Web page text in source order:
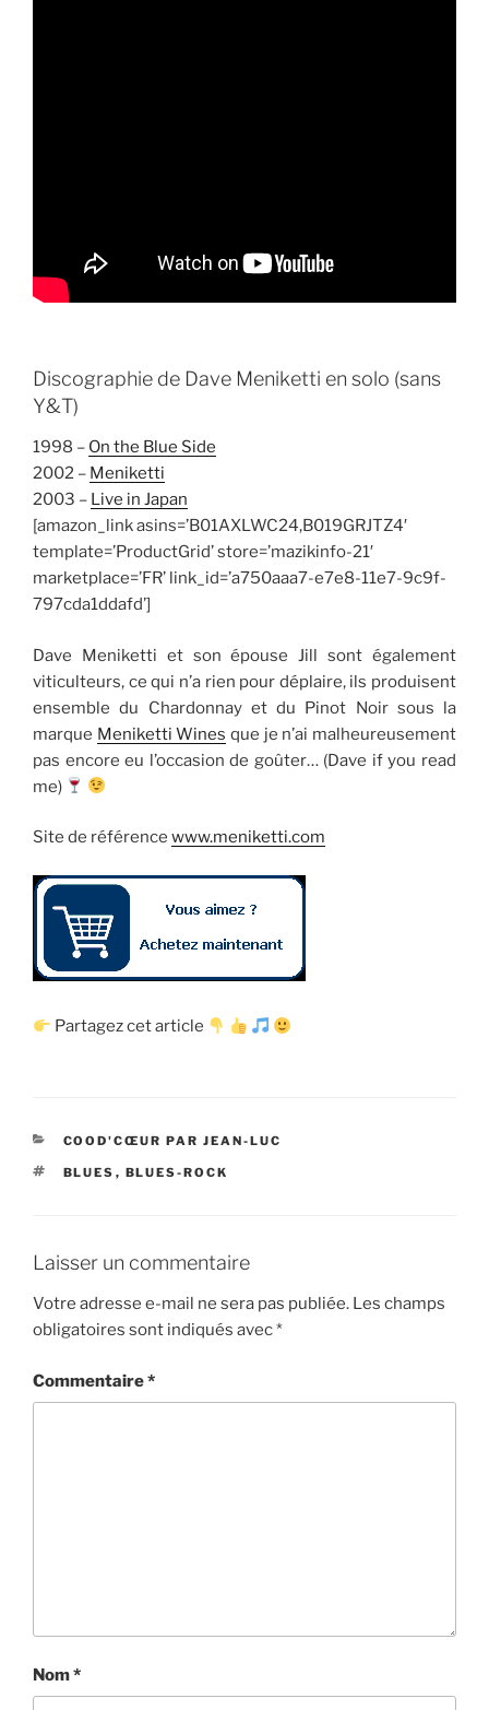
Discographie de Dave Meniketti en solo (sans
Y&T)
1998 – On the Blue Side
2002 – Meniketti
2003 – Live in Japan
[amazon_link asins=’B01AXLWC24,B019GRJTZ4′
template=’ProductGrid’ store=’mazikinfo-21′
marketplace=’FR’ link_id=’a750aaa7-e7e8-11e7-9c9f-
797cda1ddafd’]
Dave Meniketti et son épouse Jill sont également
viticulteurs, ce qui n’a rien pour déplaire, ils produisent
ensemble du Chardonnay et du Pinot Noir sous la
marque Meniketti Wines que je n’ai malheureusement
pas encore eu l’occasion de goûter… (Dave if you read
me)
Site de référence www.meniketti.com
Partagez cet article
CATÉGORIES
COOD'CŒUR PAR JEAN-LUC
ÉTIQUETTES
BLUES , BLUES-ROCK
Laisser un commentaire
Votre adresse e-mail ne sera pas publiée. Les champs
obligatoires sont indiqués avec*
Commentaire*
Nom*